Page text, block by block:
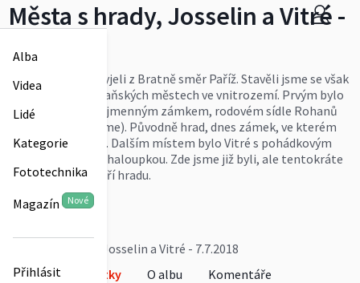
Alba
Videa
Lidé
Kategorie
Fototechnika
Magazín Nové
Přihlásit
Města s hrady, Josselin a Vitré -
7.7.2018
Sedmý den jsme vyjeli z Bratně směr Paříž. Stavěli jsme se však
ještě ve dvou bretaňských městech ve vnitrozemí. Prvým bylo
Josselin se stejnojmenným zámkem, rodovém sídle Rohanů
(ty v Čechách známe). Původně hrad, dnes zámek, ve kterém
rodina dodnes žije. Dalším místem bylo Vitré s pohádkovým
hradem a tančící chaloupkou. Zde jsme již byli, ale tentokráte
jsme viděli i nádvoří hradu.
plazik
Města s hrady, Josselin a Vitré - 7.7.2018
Fotky
O albu
Komentáře